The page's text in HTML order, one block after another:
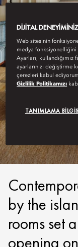
by the
rooms set
opening
DIJITAL
Web sitesinin
medya fonksiyonelliğini
Ayarları, kullandığımız
ayarlarınızı değiştirme
çerezleri kabul
Gizlilik Politikamızı
TANIMLAMA